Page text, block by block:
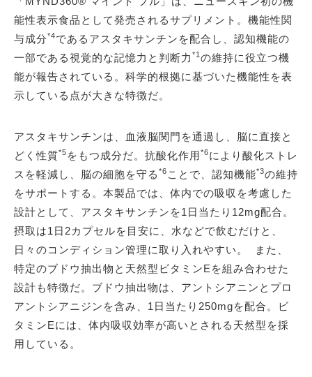
能性表示食品として発売されるサプリメント。機能性関
与成分*4であるアスタキサンチンを配合し、認知機能の
一部である視覚的な記憶力と判断力 *1 の維持に役立つ機
能が報告されている。科学的根拠に基づいた機能性を表
示している点が大きな特徴だ。
アスタキサンチンは、血液脳関門を通過し、脳に直接と
どく性質*5 をもつ成分だ。抗酸化作用*6により酸化ストレ
スを軽減し、脳の細胞を守る *6 ことで、認知機能*3の維持
をサポートする。本製品では、体内での吸収を考慮した
設計として、アスタキサンチンを1日当たり12mg配合。
摂取は1日2カプセルを目安に、水などで飲むだけと、
日々のコンディション管理に取り入れやすい。 また、
特定のブドウ抽出物と天然型ビタミンEを組み合わせた
設計も特徴だ。ブドウ抽出物は、アントシアニンとプロ
アントシアニジンを含み、1日当たり250mgを配合。ビ
タミンEには、体内吸収効率が高いとされる天然型を採
用している。